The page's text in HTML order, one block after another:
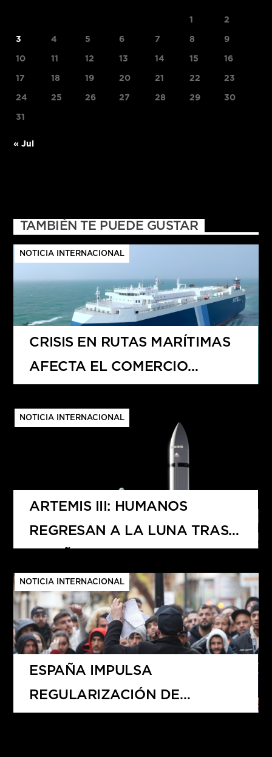
1 2
3 4 5 6 7 8 9
10 11 12 13 14 15 16
17 18 19 20 21 22 23
24 25 26 27 28 29 30
31
« Jul
TAMBIÉN TE PUEDE GUSTAR
NOTICIA INTERNACIONAL
CRISIS EN RUTAS MARÍTIMAS
AFECTA EL COMERCIO
NOTICIA INTERNACIONAL
ARTEMIS III: HUMANOS
REGRESAN A LA LUNA TRAS
NOTICIA INTERNACIONAL
ESPAÑA IMPULSA
REGULARIZACIÓN DE